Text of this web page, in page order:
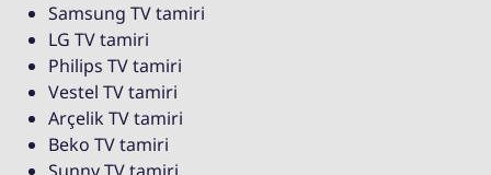
Samsung TV tamiri
LG TV tamiri
Philips TV tamiri
Vestel TV tamiri
Arçelik TV tamiri
Beko TV tamiri